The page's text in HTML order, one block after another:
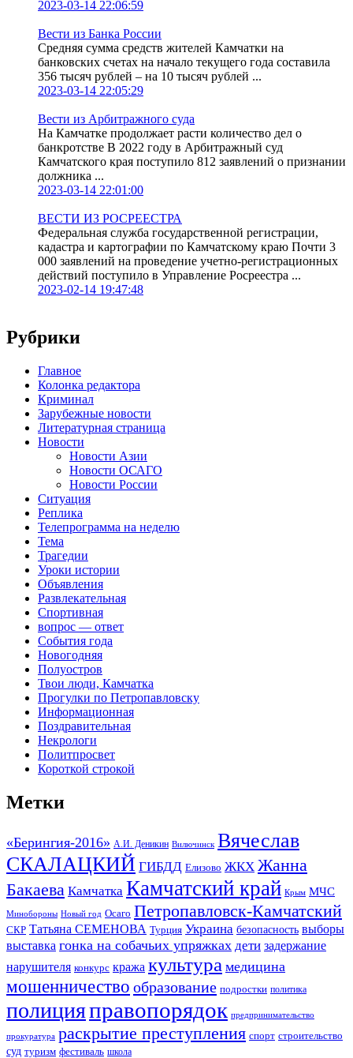
2023-03-14 22:06:59
Вести из Банка России
Средняя сумма средств жителей Камчатки на
банковских счетах на начало текущего года составила
356 тысяч рублей – на 10 тысяч рублей ...
2023-03-14 22:05:29
Вести из Арбитражного суда
На Камчатке продолжает расти количество дел о
банкротстве В 2022 году в Арбитражный суд
Камчатского края поступило 812 заявлений о признании
должника ...
2023-03-14 22:01:00
ВЕСТИ ИЗ РОСРЕЕСТРА
Федеральная служба государственной регистрации,
кадастра и картографии по Камчатскому краю Почти 3
000 заявлений на проведение учетно-регистрационных
действий поступило в Управление Росреестра ...
2023-02-14 19:47:48
Рубрики
Главное
Колонка редактора
Криминал
Зарубежные новости
Литературная страница
Новости
Новости Азии
Новости ОСАГО
Новости России
Ситуация
Реплика
Телепрограмма на неделю
Тема
Трагедии
Уроки истории
Объявления
Развлекательная
Спортивная
вопрос — ответ
События года
Новогодняя
Полуостров
Твои люди, Камчатка
Прогулки по Петропавловску
Информационная
Поздравительная
Некрологи
Политпросвет
Короткой строкой
Метки
«Берингия-2016» А.И. Деникин Вилючинск Вячеслав
СКАЛАЦКИЙ ГИБДД Елизово ЖКХ Жанна
Бакаева Камчатка Камчатский край Крым МЧС
Минобороны Новый год Осаго Петропавловск-Камчатский
СКР Татьяна СЕМЕНОВА Турция Украина безопасность выборы
выставка гонка на собачьих упряжках дети задержание
нарушителя конкурс кража культура медицина
мошенничество образование подростки политика
полицияправопорядок предпринимательство
прокуратура раскрытие преступления спорт строительство
суд туризм фестиваль школа